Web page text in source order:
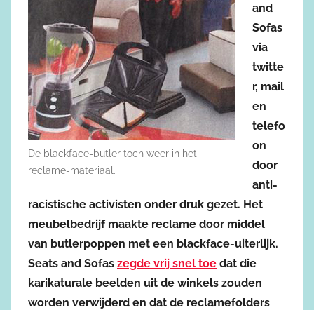
De blackface-butler toch weer in het
reclame-materiaal.
and
Sofas
via
twitte
r, mail
en
telefo
on
door
anti-
racistische activisten onder druk gezet. Het
meubelbedrijf maakte reclame door middel
van butlerpoppen met een blackface-uiterlijk.
Seats and Sofas zegde vrij snel toe dat die
karikaturale beelden uit de winkels zouden
worden verwijderd en dat de reclamefolders